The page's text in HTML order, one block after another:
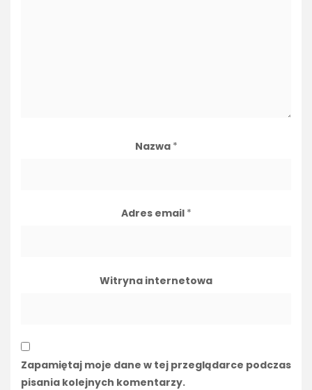
Nazwa *
Adres email *
Witryna internetowa
Zapamiętaj moje dane w tej przeglądarce podczas
pisania kolejnych komentarzy.